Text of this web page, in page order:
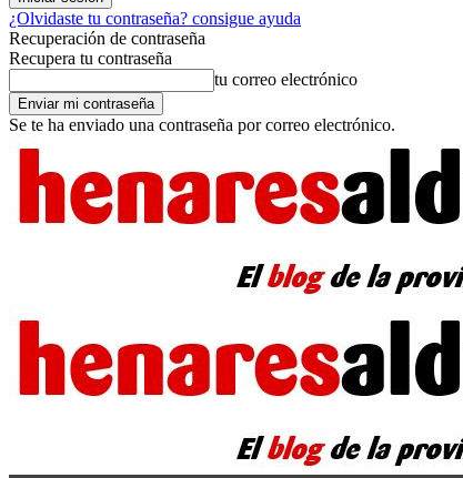
¿Olvidaste tu contraseña? consigue ayuda
Recuperación de contraseña
Recupera tu contraseña
tu correo electrónico
Se te ha enviado una contraseña por correo electrónico.